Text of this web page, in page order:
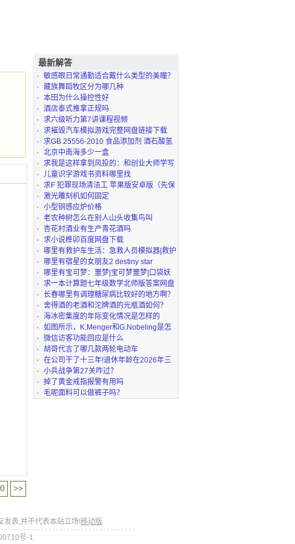
>>
最新解答
敏感眼日常通勤适合戴什么类型的美瞳？
藏族舞蹈牧区分为哪几种
本田为什么操控性好
酒店泰式推拿正规吗
求六级听力第7讲课程视频
求摧毁汽车模拟游戏完整网盘链接下载
求GB 25556-2010 食品添加剂 酒石酸氢
钾完整网盘链接
北京中南海多少一盒
求我是这样拿到风投的：和创业大师学写
商业计划书 （
儿童识字游戏书资料哪里找
求F 犯罪现场清洁工 苹果版安卓版（先保
存 后解压）
激光雕刻机如何固定
小型铜感应炉价格
老农种树怎么在别人山头收集鸟叫
杏花村酒业有生产青花酒吗
求小说榫卯百度网盘下载
哪里有救护车生活：急救人员模拟器|救护
车生活急救人
哪里有宿星的女朋友2 destiny star
girlfriend 2可以
哪里有宝可梦：噩梦|宝可梦噩梦|口袋妖
怪噩梦可以下
求一本计算题七年级数学北师版答案网盘
链接获取
长春哪里有调理糖尿病比较好的地方啊？
舍得酒的老酒和沱牌酒的光瓶酒如何？
海冰密集度的年际变化情况是怎样的
如图所示，K.Menger和G.Nobeling是怎
么证明出这个相
微信访客功能回应是什么
胡哥代言了哪几款两轮电动车
在公司干了十三年!退休年龄在2026年三
月三十一号(加
小兵战争第27关咋过？
掉了黄金戒指报警有用吗
毛呢面料可以做裤子吗？
发表,并不代表本站立场!移动版
号-1